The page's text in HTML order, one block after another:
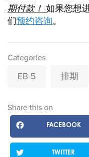
期付款！ 如果您想
们预约咨询。
Categories
EB-5 排期
Share this on
FACEBOOK
TWITTER